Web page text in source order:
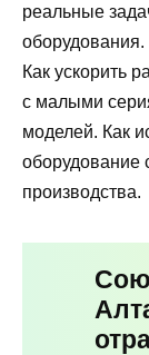
реальные
оборудования.
Как ускорить
с малыми
моделей. Как
оборудование
производства.